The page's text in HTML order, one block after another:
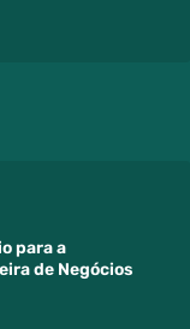
para a
de Negócios